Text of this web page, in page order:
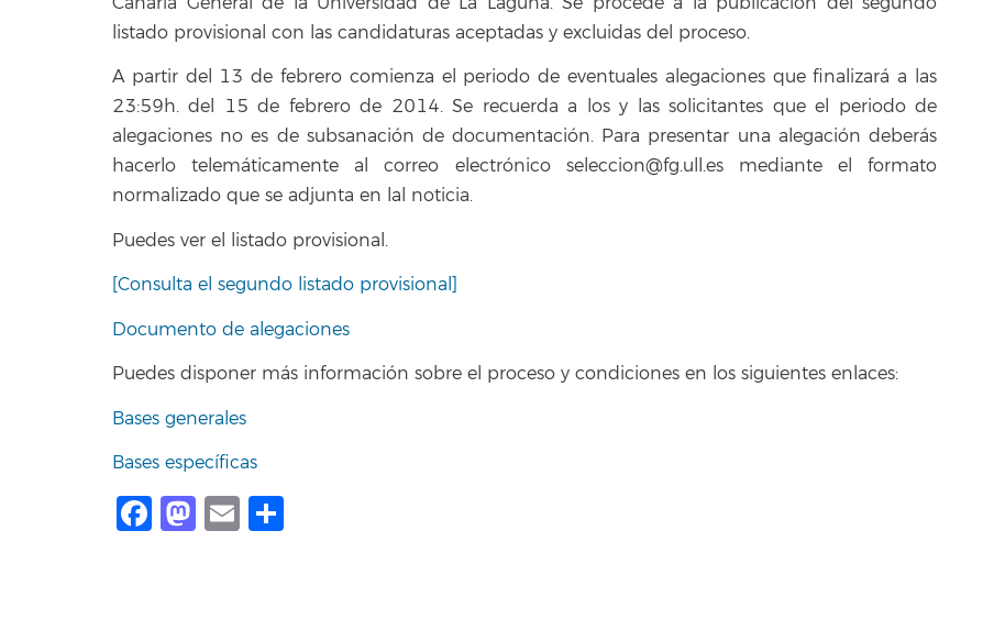
listado provisional con las candidaturas aceptadas y excluidas del proceso.
A partir del 13 de febrero comienza el periodo de eventuales alegaciones que finalizará a las
23:59h. del 15 de febrero de 2014. Se recuerda a los y las solicitantes que el periodo de
alegaciones no es de subsanación de documentación. Para presentar una alegación deberás
hacerlo telemáticamente al correo electrónico seleccion@fg.ull.es mediante el formato
normalizado que se adjunta en lal noticia.
Puedes ver el listado provisional.
[Consulta el segundo listado provisional]
Documento de alegaciones
Puedes disponer más información sobre el proceso y condiciones en los siguientes enlaces:
Bases generales
Bases específicas
Facebook
Mastodon
Email